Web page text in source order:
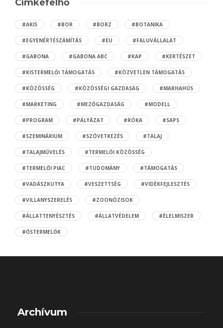
Címkefelhő
#AKIS #BOR #BORZ #BOTANIKA
#EGYENÉRTÉSZÁMÍTÁS #EU #FALUVÁLLALAT
#GABONA #GABONA ABC #KAP #KERTÉSZET
#KISTERMELŐI TÁMOGATÁS #KÖZVETLEN TÁMOGATÁS
#KÖZÖSSÉG #KÖZÖSSÉGI GAZDASÁG #MARHAHÚS
#MARKETING #MEZŐGAZDASÁG #MODELL
#PROGRAM #PÁLYÁZAT #RÓKA #SAPS
#SZEMINÁRIUM #SZÖVETKEZÉS #TALAJ
#TALAJMŰVELÉS #TERMELŐI KÖZÖSSÉG
#TERMELŐI PIAC #TUDOMÁNY #TÁMOGATÁS
#VADÁSZKUTYA #VESZETTSÉG #VIDÉKFEJLESZTÉS
#VILLANYSZERELÉS #ZOONÓZISOK
#ÁLLATTENYÉSZTÉS #ÁLLATVÉDELEM #ÉLELMISZER
#ŐSTERMELŐK
Archívum